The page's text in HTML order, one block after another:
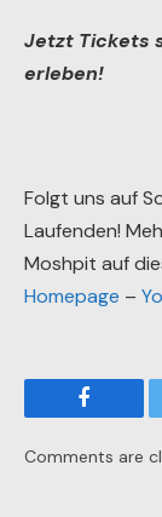
Jetzt Tickets
erleben!
Folgt uns auf
Laufenden!
Moshpit auf
Homepage –
Comments are